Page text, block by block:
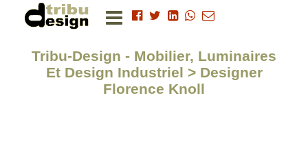
Tribu-Design - Mobilier, Luminaires
Et Design Industriel > Designer
Florence Knoll